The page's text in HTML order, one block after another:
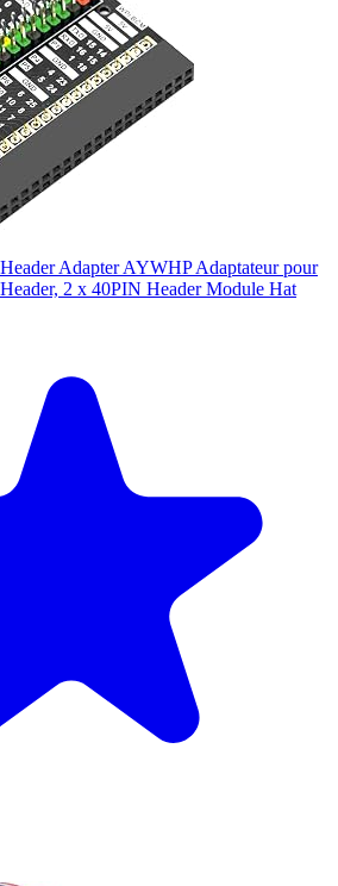
Adapter AYWHP Adaptateur pour
2 x 40PIN Header Module Hat